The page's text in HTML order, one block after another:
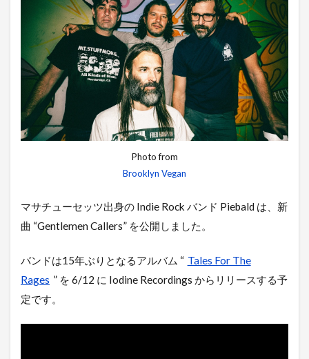
Photo from
Brooklyn Vegan
マサチューセッツ出身の Indie Rock バンド Piebald は、新
曲 “Gentlemen Callers” を公開しました。
バンドは15年ぶりとなるアルバム “ Tales For The
Rages ” を 6/12 に Iodine Recordings からリリースする予
定です。